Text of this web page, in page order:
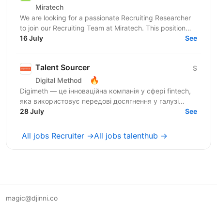
Miratech
We are looking for a passionate Recruiting Researcher
to join our Recruiting Team at Miratech. This position
requires a tenacious self-starter who enjoys...
16 July See
Talent Sourcer
Digital Method 🔥
$
Digimeth — це інноваційна компанія у сфері fintech,
яка використовує передові досягнення у галузі
фінансових технологій з метою забезпечення
28 July See
All jobs Recruiter →All jobs talenthub →
magic@djinni.co